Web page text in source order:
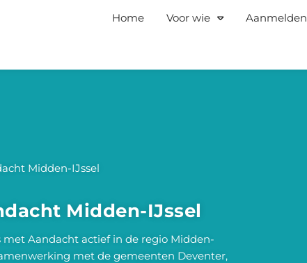
Home Voor wie Aanmelden
Midden-IJssel
Midden-IJssel
met Aandacht actief in de regio Midden-
met de gemeenten Deventer,